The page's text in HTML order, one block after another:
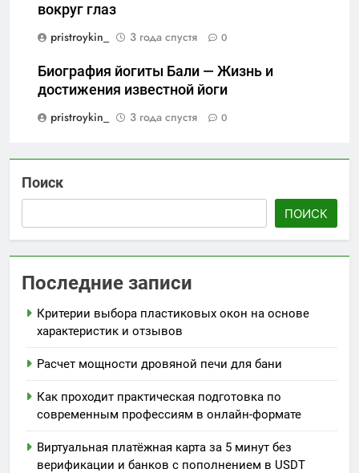
вокруг глаз
pristroykin_
3 года спустя 0
Биография йогиты Бали — Жизнь и
достижения известной йоги
pristroykin_
3 года спустя 0
Поиск
ПОИСК
Последние записи
Критерии выбора пластиковых окон на основе
характеристик и отзывов
Расчет мощности дровяной печи для бани
Как проходит практическая подготовка по
современным профессиям в онлайн-формате
Виртуальная платёжная карта за 5 минут без
верификации и банков с пополнением в USDT